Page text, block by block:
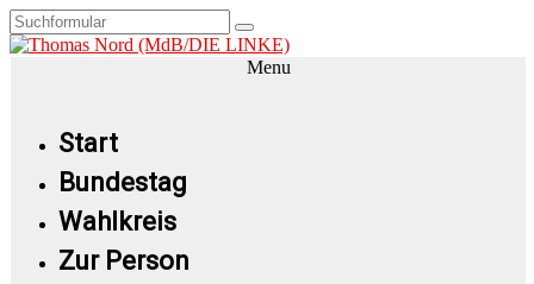
Menu
Start
Bundestag
Wahlkreis
Zur Person